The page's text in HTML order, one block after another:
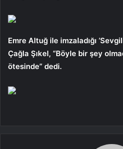
Emre Altuğ ile imzaladığı
Çağla Şıkel, “Böyle bir şey
ötesinde” dedi.